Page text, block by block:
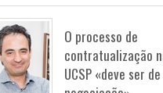
O processo de
contratualização
UCSP «deve ser de